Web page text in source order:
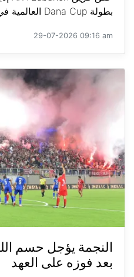
بطولة Dana Cup العالمية في الدنمارك لفئة...
29-07-2026 09:16 am
النجمة يؤجل حسم
بعد فوزه على العهد